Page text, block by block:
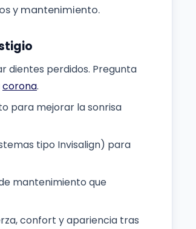
y mantenimiento.
dientes perdidos. Pregunta
corona.
para mejorar la sonrisa
tipo Invisalign) para
mantenimiento que
confort y apariencia tras